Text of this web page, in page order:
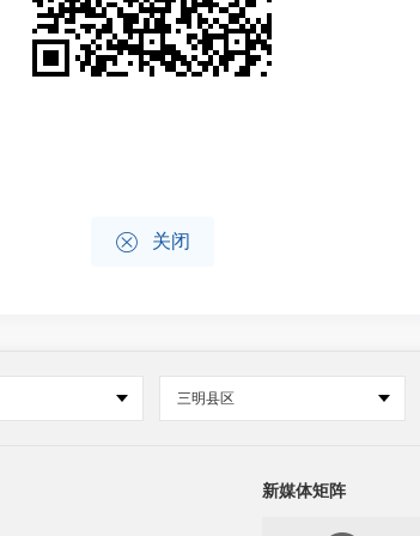
 关闭
三明县区
新媒体矩阵